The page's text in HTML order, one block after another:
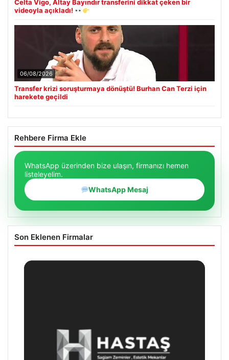
Celta Vigo, Altay Bayındır transferini dikkat çeken bir
videoyla açıkladı!
06/08/2026
Transfer krizi soruşturmaya dönüştü! Burhan Can Terzi için
harekete geçildi
Rehbere Firma Ekle
WhatsApp üzerinden bize ulaşın, firmanızı hemen
listeleyelim.
WhatsApp Mesaj
Son Eklenen Firmalar